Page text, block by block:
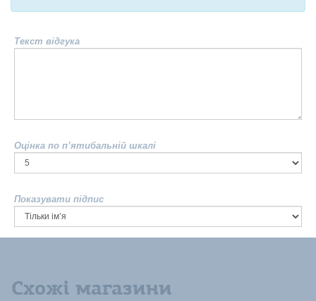
Текст відгука
Оцінка по п’ятибальній шкалі
Показувати підпис
Схожі магазини